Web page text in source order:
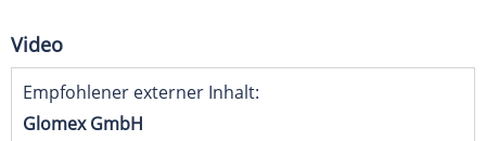
Video
Empfohlener externer Inhalt:
Glomex GmbH